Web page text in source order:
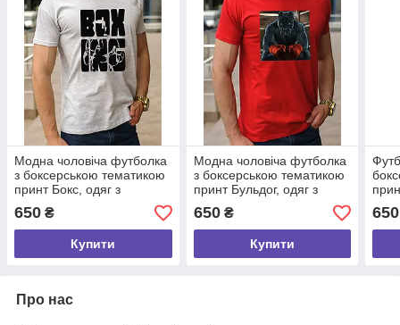
Модна чоловіча футболка
з боксерською тематикою
принт Бокс, одяг з
боксерами, бавовняна
футболка розмір S
650 ₴
Купити
Модна чоловіча футболка
з боксерською тематикою
принт Бульдог, одяг з
боксерами, бавовняна
футболка розмір S
650₴
Купити
650
Про нас